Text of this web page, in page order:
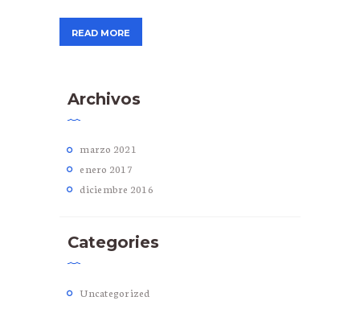
READ MORE
Archivos
marzo 2021
enero 2017
diciembre 2016
Categories
Uncategorized